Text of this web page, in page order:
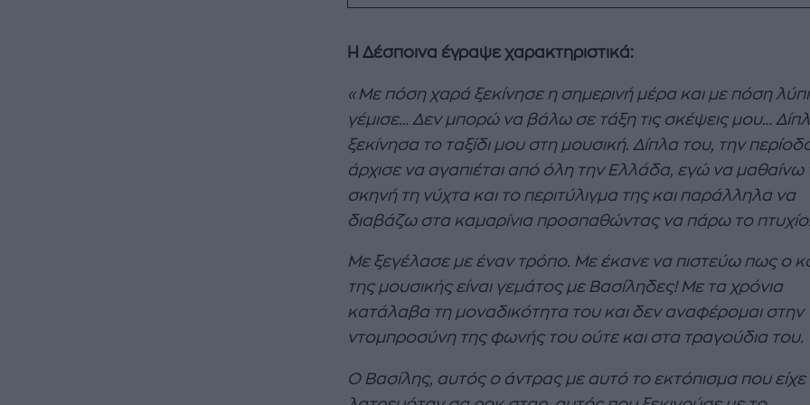
Η Δέσποινα έγραψε χαρακτηριστικά:
«Με πόση χαρά ξεκίνησε η σημερινή μέρα και με πόση
γέμισε… Δεν μπορώ να βάλω σε τάξη τις σκέψεις μου…
ξεκίνησα το ταξίδι μου στη μουσική. Δίπλα του, την
άρχισε να αγαπιέται από όλη την Ελλάδα, εγώ να μαθαίνω
σκηνή τη νύχτα και το περιτύλιγμα της και παράλληλα να
διαβάζω στα καμαρίνια προσπαθώντας να πάρω το
Με ξεγέλασε με έναν τρόπο. Με έκανε να πιστεύω πως ο
της μουσικής είναι γεμάτος με Βασίληδες! Με τα χρόνια
κατάλαβα τη μοναδικότητα του και δεν αναφέρομαι στην
ντομπροσύνη της φωνής του ούτε και στα τραγούδια του.
Ο Βασίλης, αυτός ο άντρας με αυτό το εκτόπισμα που